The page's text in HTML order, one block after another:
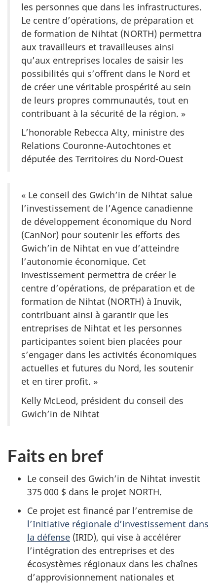
les personnes que dans les infrastructures.
Le centre d’opérations, de préparation et
de formation de Nihtat (NORTH) permettra
aux travailleurs et travailleuses ainsi
qu’aux entreprises locales de saisir les
possibilités qui s’offrent dans le Nord et
de créer une véritable prospérité au sein
de leurs propres communautés, tout en
contribuant à la sécurité de la région. »
L’honorable Rebecca Alty, ministre des
Relations Couronne-Autochtones et
députée des Territoires du Nord-Ouest
« Le conseil des Gwich’in de Nihtat salue
l’investissement de l’Agence canadienne
de développement économique du Nord
(CanNor) pour soutenir les efforts des
Gwich’in de Nihtat en vue d’atteindre
l’autonomie économique. Cet
investissement permettra de créer le
centre d’opérations, de préparation et de
formation de Nihtat (NORTH) à Inuvik,
contribuant ainsi à garantir que les
entreprises de Nihtat et les personnes
participantes soient bien placées pour
s’engager dans les activités économiques
actuelles et futures du Nord, les soutenir
et en tirer profit. »
Kelly McLeod, président du conseil des
Gwich’in de Nihtat
Faits en bref
Le conseil des Gwich’in de Nihtat investit
375 000 $ dans le projet NORTH.
Ce projet est financé par l’entremise de
l’Initiative régionale d’investissement dans
la défense (IRID), qui vise à accélérer
l’intégration des entreprises et des
écosystèmes régionaux dans les chaînes
d’approvisionnement nationales et